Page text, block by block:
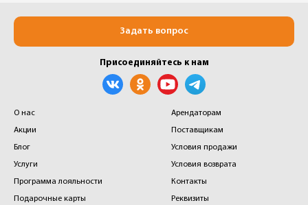
О нас
Акции
Блог
Услуги
Программа лояльности
Подарочные карты
Арендаторам
Поставщикам
Условия продажи
Условия возврата
Контакты
Реквизиты
Задать вопрос
Присоединяйтесь к нам